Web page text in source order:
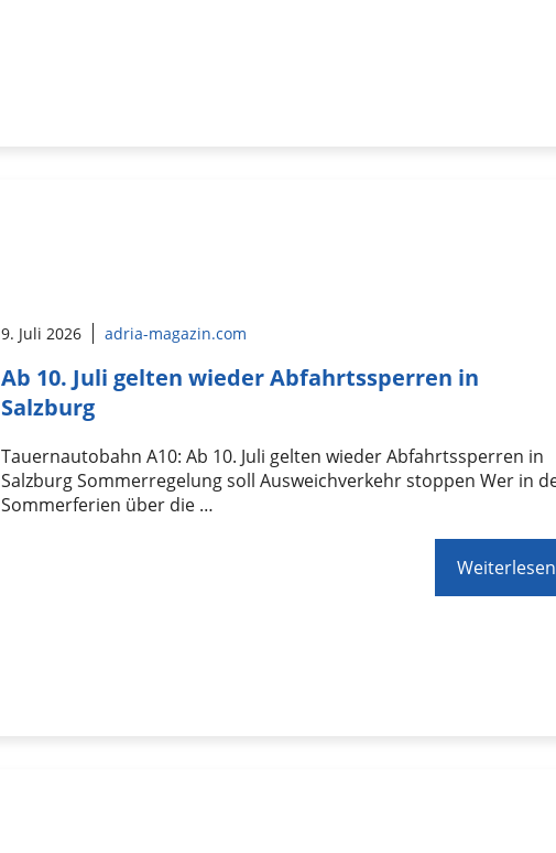
9. Juli 2026 adria-magazin.com
Ab 10. Juli gelten wieder Abfahrtssperren in
Salzburg
Tauernautobahn A10: Ab 10. Juli gelten wieder Abfahrtssperren in
Salzburg Sommerregelung soll Ausweichverkehr stoppen Wer in
Sommerferien über die …
Weiterlesen